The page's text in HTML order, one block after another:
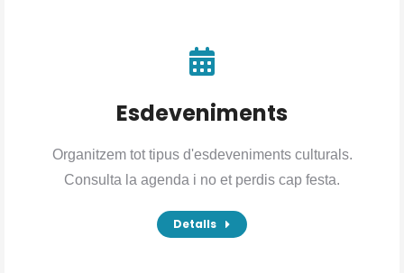
Esdeveniments
Organitzem tot tipus d'esdeveniments culturals.
Consulta la agenda i no et perdis cap festa.
Detalls